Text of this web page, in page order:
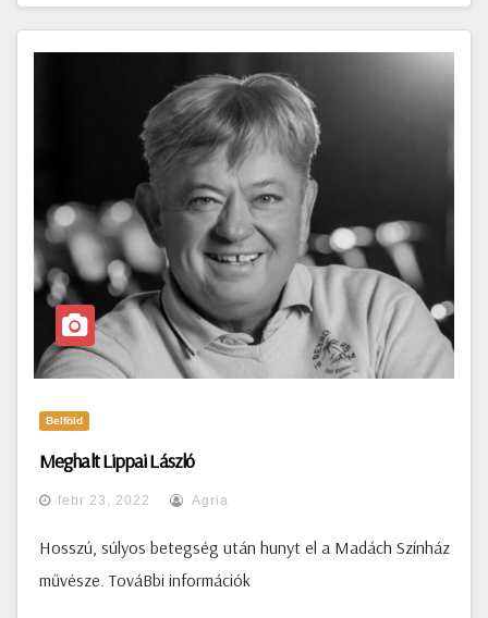
Belföld
Meghalt Lippai László
febr 23, 2022 Agria
Hosszú, súlyos betegség után hunyt el a Madách Színház
művésze. TováBbi információk